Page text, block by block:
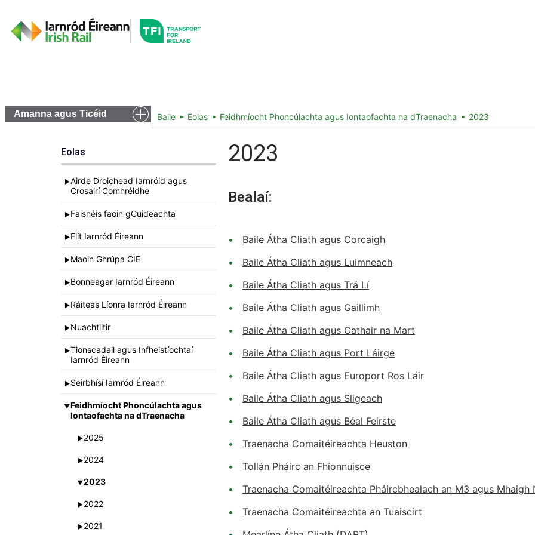
Amanna agus Ticéid Baile Eolas Feidhmíocht Phoncúlachta agus Iontaofachta na dTraenacha 2023
Eolas
►Airde Droichead Iarnróid agus
Crosairí Comhréidhe
► Faisnéis faoin gCuideachta
► Flít Iarnród Éireann
► Maoin Ghrúpa CIE
► Bonneagar Iarnród Éireann
► Ráiteas Líonra Iarnród Éireann
► Nuachtlitir
►Tionscadail agus Infheistíochtaí
Iarnród Éireann
► Seirbhísí Iarnród Éireann
▼Feidhmíocht Phoncúlachta agus
Iontaofachta na dTraenacha
► 2025
► 2024
▼2023
► 2022
► 2021
2023
Bealaí:
Baile Átha Cliath agus Corcaigh
Baile Átha Cliath agus Luimneach
Baile Átha Cliath agus Trá Lí
Baile Átha Cliath agus Gaillimh
Baile Átha Cliath agus Cathair na Mart
Baile Átha Cliath agus Port Láirge
Baile Átha Cliath agus Europort Ros Láir
Baile Átha Cliath agus Sligeach
Baile Átha Cliath agus Béal Feirste
Traenacha Comaitéireachta Heuston
Tollán Pháirc an Fhionnuisce
Traenacha Comaitéireachta Pháircbhealach an M3 agus Mhaigh
Traenacha Comaitéireachta an Tuaiscirt